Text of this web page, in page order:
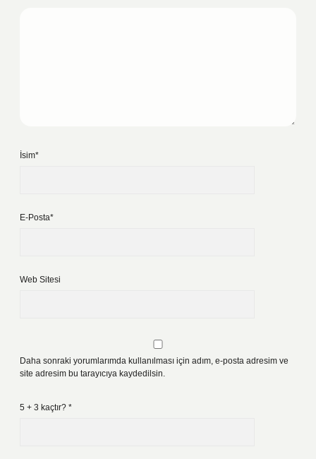
İsim*
E-Posta*
Web Sitesi
Daha sonraki yorumlarımda kullanılması için adım, e-posta adresim ve
site adresim bu tarayıcıya kaydedilsin.
5 + 3 kaçtır? *